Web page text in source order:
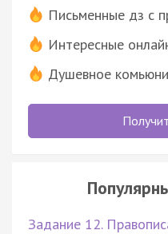
Письменные дз с
Интересные
Душевное
Задание 12.